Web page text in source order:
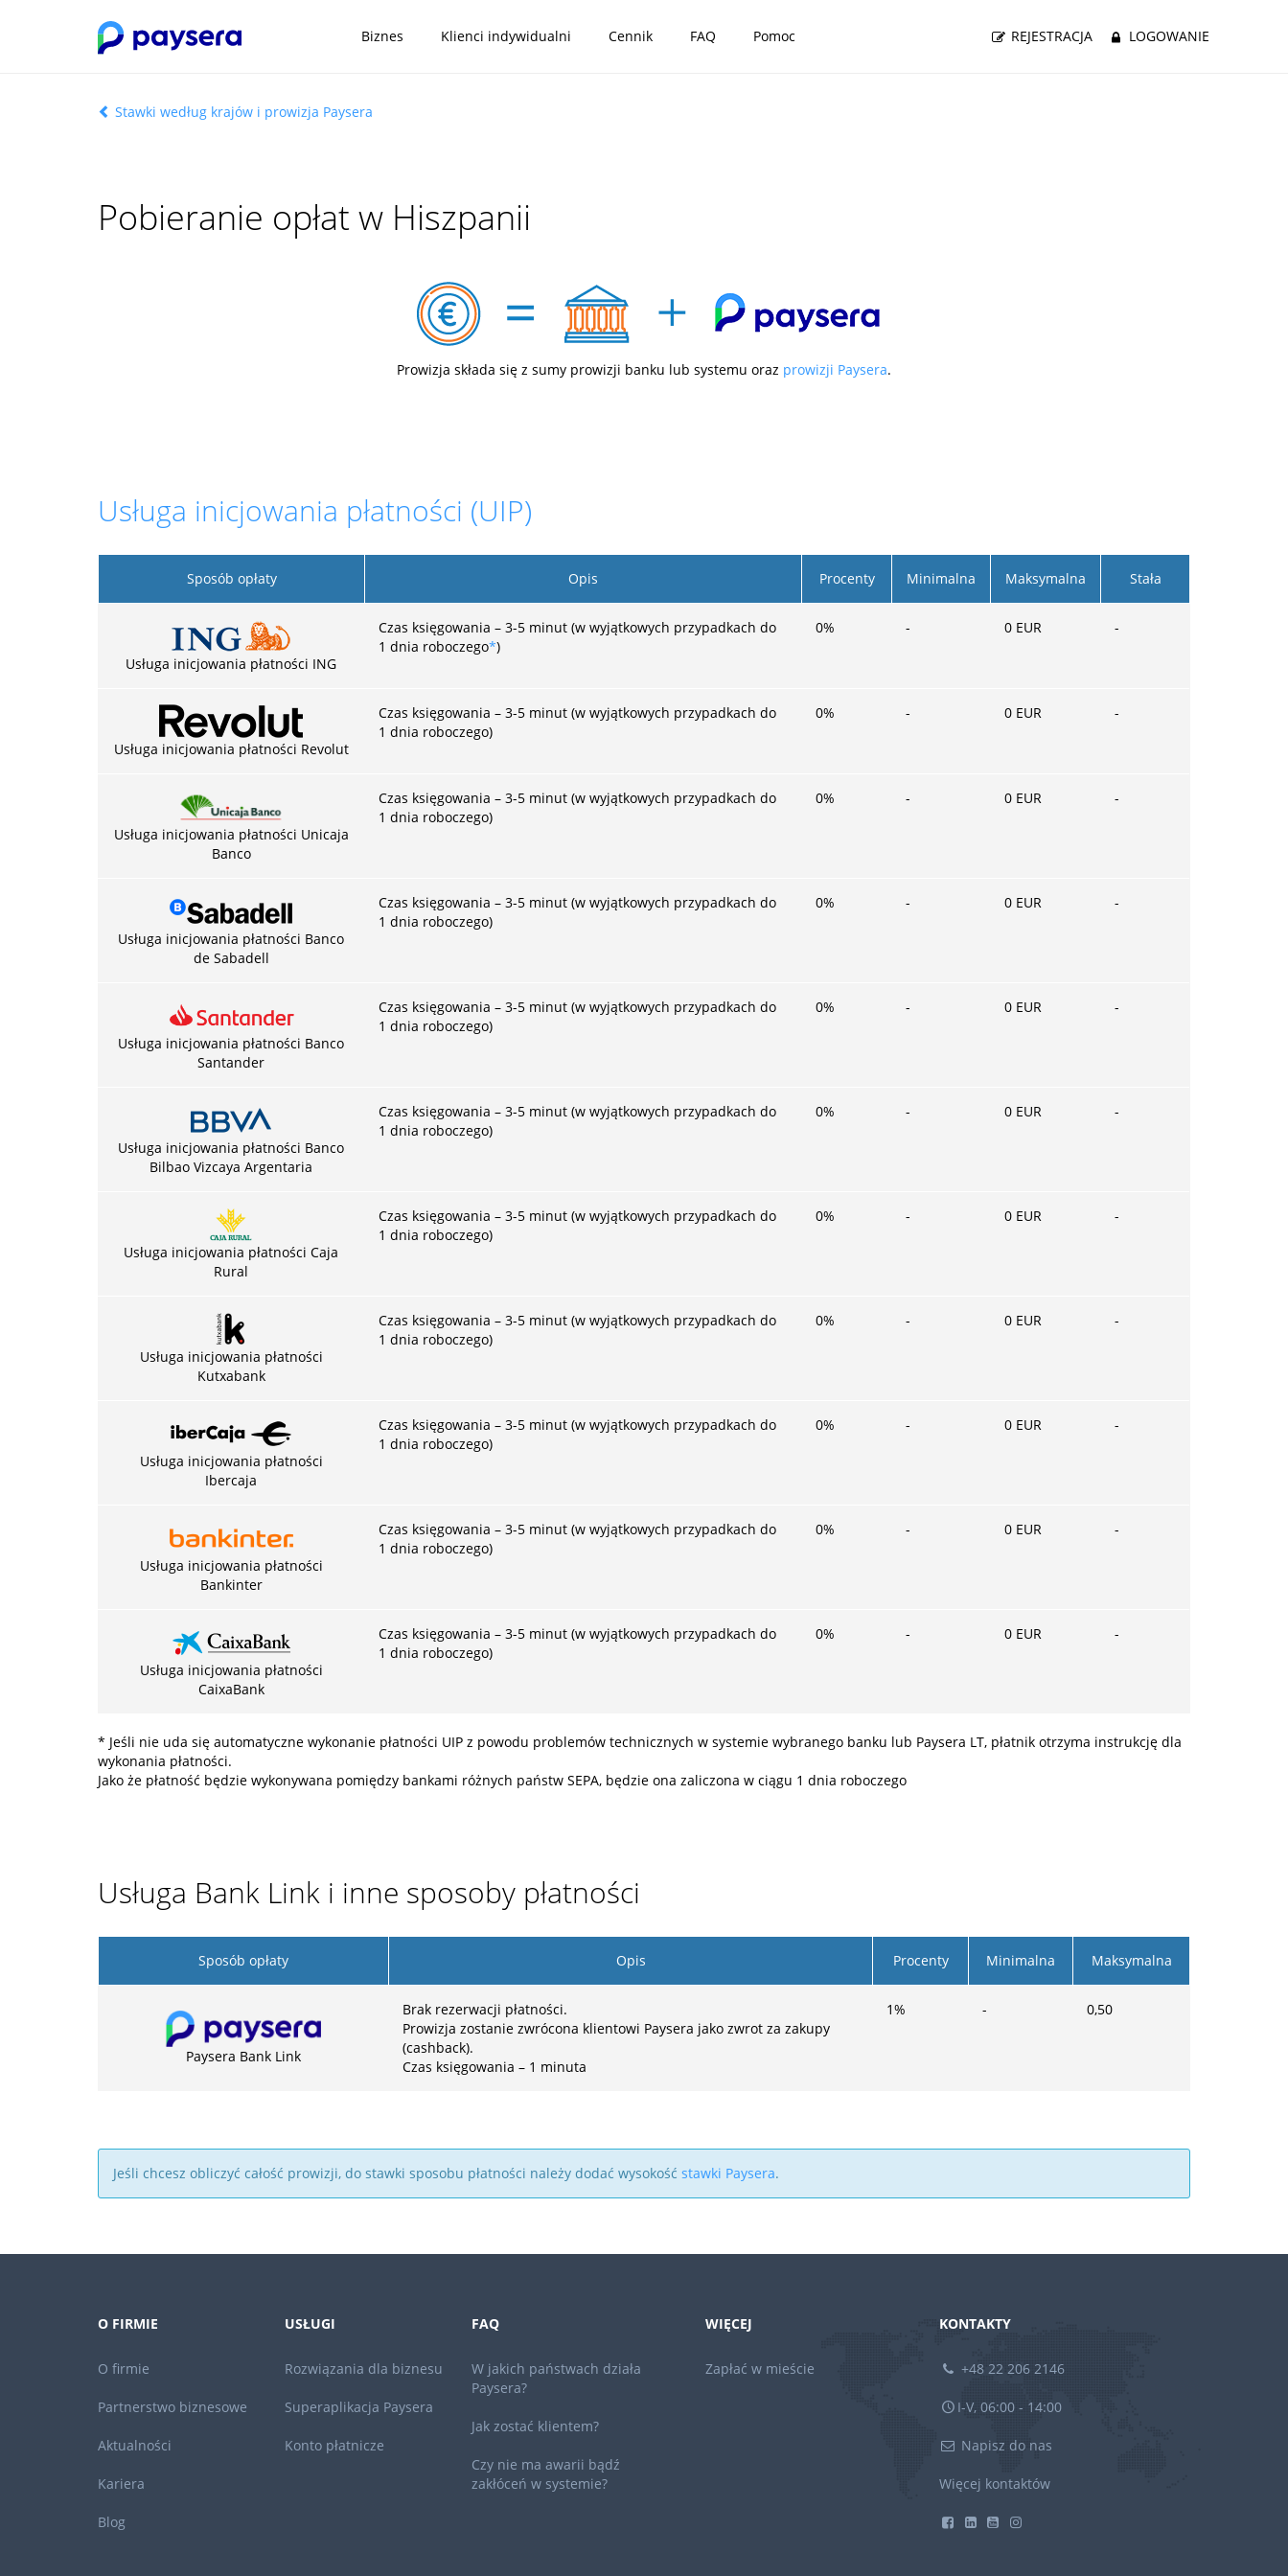
Biznes Klienci indywidualni Cennik FAQ Pomoc REJESTRACJA LOGOWANIE
Stawki według krajów i prowizja Paysera
Pobieranie opłat w Hiszpanii
Prowizja składa się z sumy prowizji banku lub systemu oraz prowizji Paysera.
Usługa inicjowania płatności (UIP)
Sposób opłaty Opis Procenty Minimalna Maksymalna Stała
Usługa inicjowania płatności ING
Czas księgowania – 3-5 minut (w wyjątkowych przypadkach do
1 dnia roboczego*)
0% - 0 EUR -
Usługa inicjowania płatności Revolut
Czas księgowania – 3-5 minut (w wyjątkowych przypadkach do
1 dnia roboczego)
0% - 0 EUR -
Usługa inicjowania płatności Unicaja
Banco
Czas księgowania – 3-5 minut (w wyjątkowych przypadkach do
1 dnia roboczego)
0% - 0 EUR -
Usługa inicjowania płatności Banco
de Sabadell
Czas księgowania – 3-5 minut (w wyjątkowych przypadkach do
1 dnia roboczego)
0% - 0 EUR -
Usługa inicjowania płatności Banco
Santander
Czas księgowania – 3-5 minut (w wyjątkowych przypadkach do
1 dnia roboczego)
0% - 0 EUR -
Usługa inicjowania płatności Banco
Bilbao Vizcaya Argentaria
Czas księgowania – 3-5 minut (w wyjątkowych przypadkach do
1 dnia roboczego)
0% - 0 EUR -
Usługa inicjowania płatności Caja
Rural
Czas księgowania – 3-5 minut (w wyjątkowych przypadkach do
1 dnia roboczego)
0% - 0 EUR -
Usługa inicjowania płatności
Kutxabank
Czas księgowania – 3-5 minut (w wyjątkowych przypadkach do
1 dnia roboczego)
0% - 0 EUR -
Usługa inicjowania płatności
Ibercaja
Czas księgowania – 3-5 minut (w wyjątkowych przypadkach do
1 dnia roboczego)
0% - 0 EUR -
Usługa inicjowania płatności
Bankinter
Czas księgowania – 3-5 minut (w wyjątkowych przypadkach do
1 dnia roboczego)
0% - 0 EUR -
Usługa inicjowania płatności
CaixaBank
Czas księgowania – 3-5 minut (w wyjątkowych przypadkach do
1 dnia roboczego)
0% - 0 EUR -
* Jeśli nie uda się automatyczne wykonanie płatności UIP z powodu problemów technicznych w systemie wybranego banku lub Paysera LT, płatnik otrzyma instrukcję dla
wykonania płatności.
Jako że płatność będzie wykonywana pomiędzy bankami różnych państw SEPA, będzie ona zaliczona w ciągu 1 dnia roboczego
Usługa Bank Link i inne sposoby płatności
Sposób opłaty Opis Procenty Minimalna Maksymalna
Paysera Bank Link
Brak rezerwacji płatności.
Prowizja zostanie zwrócona klientowi Paysera jako zwrot za zakupy
(cashback).
Czas księgowania – 1 minuta
1% - 0,50
Jeśli chcesz obliczyć całość prowizji, do stawki sposobu płatności należy dodać wysokość stawki Paysera.
O FIRMIE
O firmie
Partnerstwo biznesowe
Aktualności
Kariera
Blog
USŁUGI
Rozwiązania dla biznesu
Superaplikacja Paysera
Konto płatnicze
FAQ
W jakich państwach działa
Paysera?
Jak zostać klientem?
Czy nie ma awarii bądź
zakłóceń w systemie?
WIĘCEJ
Zapłać w mieście
KONTAKTY
+48 22 206 2146
I-V, 06:00 - 14:00
Napisz do nas
Więcej kontaktów